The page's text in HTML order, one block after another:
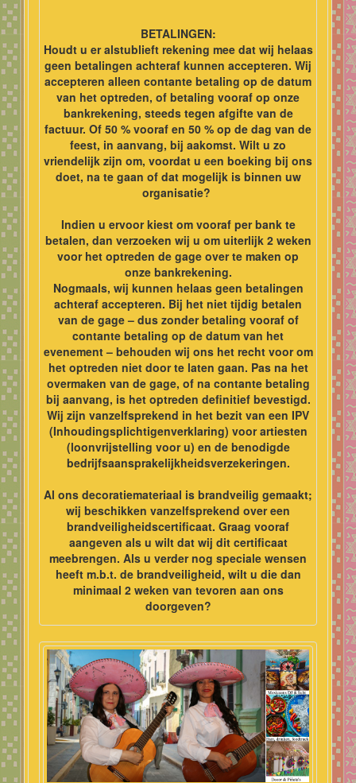
BETALINGEN:
Houdt u er alstublieft rekening mee dat wij helaas
geen betalingen achteraf kunnen accepteren. Wij
accepteren alleen contante betaling op de datum
van het optreden, of betaling vooraf op onze
bankrekening, steeds tegen afgifte van de
factuur. Of 50 % vooraf en 50 % op de dag van de
feest, in aanvang, bij aakomst. Wilt u zo
vriendelijk zijn om, voordat u een boeking bij ons
doet, na te gaan of dat mogelijk is binnen uw
organisatie?
Indien u ervoor kiest om vooraf per bank te
betalen, dan verzoeken wij u om uiterlijk 2 weken
voor het optreden de gage over te maken op
onze bankrekening.
Nogmaals, wij kunnen helaas geen betalingen
achteraf accepteren. Bij het niet tijdig betalen
van de gage – dus zonder betaling vooraf of
contante betaling op de datum van het
evenement – behouden wij ons het recht voor om
het optreden niet door te laten gaan. Pas na het
overmaken van de gage, of na contante betaling
bij aanvang, is het optreden definitief bevestigd.
Wij zijn vanzelfsprekend in het bezit van een IPV
(Inhoudingsplichtigenverklaring) voor artiesten
(loonvrijstelling voor u) en de benodigde
bedrijfsaansprakelijkheidsverzekeringen.
Al ons decoratiemateriaal is brandveilig gemaakt;
wij beschikken vanzelfsprekend over een
brandveiligheidscertificaat. Graag vooraf
aangeven als u wilt dat wij dit certificaat
meebrengen. Als u verder nog speciale wensen
heeft m.b.t. de brandveiligheid, wilt u die dan
minimaal 2 weken van tevoren aan ons
doorgeven?